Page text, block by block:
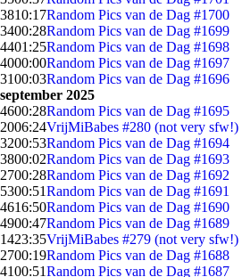
3810:17Random Pics van de Dag #1700
3400:28Random Pics van de Dag #1699
4401:25Random Pics van de Dag #1698
4000:00Random Pics van de Dag #1697
3100:03Random Pics van de Dag #1696
september 2025
4600:28Random Pics van de Dag #1695
2006:24VrijMiBabes #280 (not very sfw!)
3200:53Random Pics van de Dag #1694
3800:02Random Pics van de Dag #1693
2700:28Random Pics van de Dag #1692
5300:51Random Pics van de Dag #1691
4616:50Random Pics van de Dag #1690
4900:47Random Pics van de Dag #1689
1423:35VrijMiBabes #279 (not very sfw!)
2700:19Random Pics van de Dag #1688
4100:51Random Pics van de Dag #1687